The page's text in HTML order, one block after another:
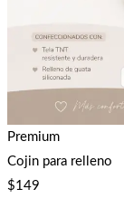
Premium
Cojin para relleno
$149